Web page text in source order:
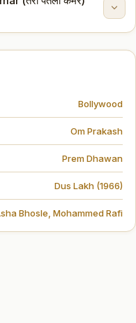
Patli Kamar (तेरी पतली
Bollywood
Om Prakash
Prem Dhawan
Dus Lakh (1966)
Bhosle Mohammed Rafi